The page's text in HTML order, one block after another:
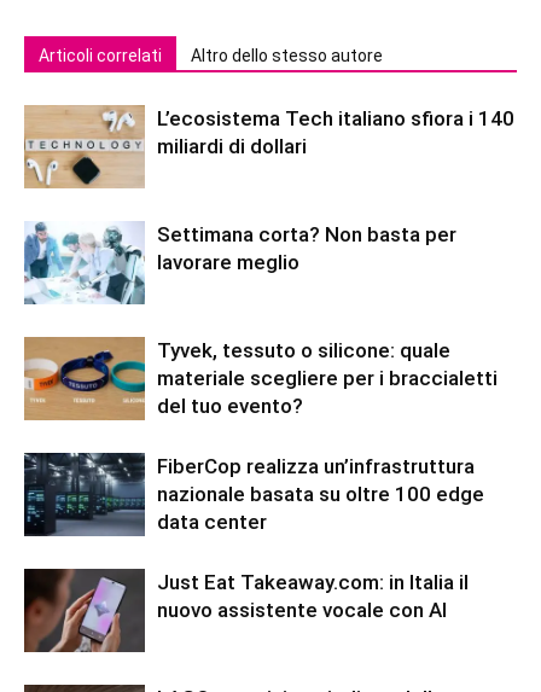
Articoli correlati Altro dello stesso autore
L’ecosistema Tech italiano sfiora i 140
miliardi di dollari
Settimana corta? Non basta per
lavorare meglio
Tyvek, tessuto o silicone: quale
materiale scegliere per i braccialetti
del tuo evento?
FiberCop realizza un’infrastruttura
nazionale basata su oltre 100 edge
data center
Just Eat Takeaway.com: in Italia il
nuovo assistente vocale con AI